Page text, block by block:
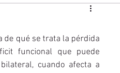
de qué se trata la pérdida
funcional que puede
cuando afecta a